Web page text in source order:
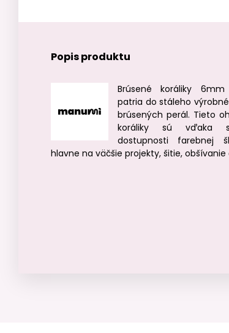
Popis produktu
Brúsené koráliky 6mm
patria do stáleho
brúsených perál. Tieto
koráliky sú vďaka
dostupnosti farebnej
hlavne na väčšie projekty, šitie, obšívanie